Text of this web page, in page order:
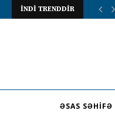
İNDİ TRENDDİR
ƏSAS SƏHIFƏ